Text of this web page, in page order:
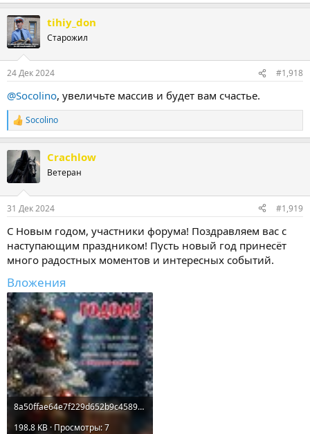
tihiy_don
Старожил
24 Дек 2024 #1,918
@Socolino, увеличьте массив и будет вам счастье.
Р
е
к
ц
и
Socolino
Crachlow
Ветеран
31 Дек 2024 #1,919
С Новым годом, участники форума! Поздравляем вас с
наступающим праздником! Пусть новый год принесёт
много радостных моментов и интересных событий.
Вложения
8a50ffae64e7f229d652b9c4589e5ad0.jpg
198.8 KB · Просмотры: 7